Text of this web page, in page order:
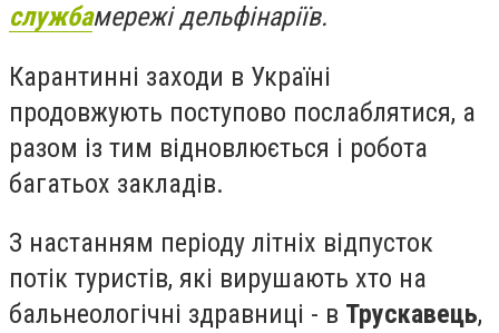
службамережі дельфінаріїв.
Карантинні заходи в Україні
продовжують поступово послаблятися, а
разом із тим відновлюється і робота
багатьох закладів.
З настанням періоду літніх відпусток
потік туристів, які вирушають хто на
бальнеологічні здравниці - в Трускавець,